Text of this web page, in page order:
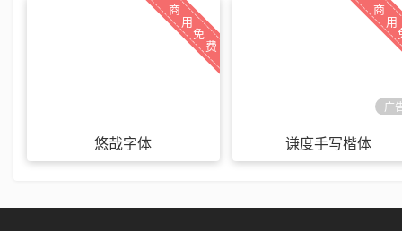
费
免
用
商
悠哉字体
广
用
商
谦度手写楷体